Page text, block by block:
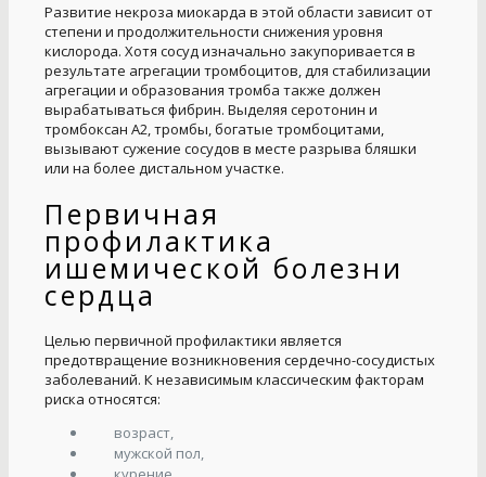
Развитие некроза миокарда в этой области зависит от
степени и продолжительности снижения уровня
кислорода. Хотя сосуд изначально закупоривается в
результате агрегации тромбоцитов, для стабилизации
агрегации и образования тромба также должен
вырабатываться фибрин. Выделяя серотонин и
тромбоксан A2, тромбы, богатые тромбоцитами,
вызывают сужение сосудов в месте разрыва бляшки
или на более дистальном участке.
Первичная
профилактика
ишемической болезни
сердца
Целью первичной профилактики является
предотвращение возникновения сердечно-сосудистых
заболеваний. К независимым классическим факторам
риска относятся:
возраст,
мужской пол,